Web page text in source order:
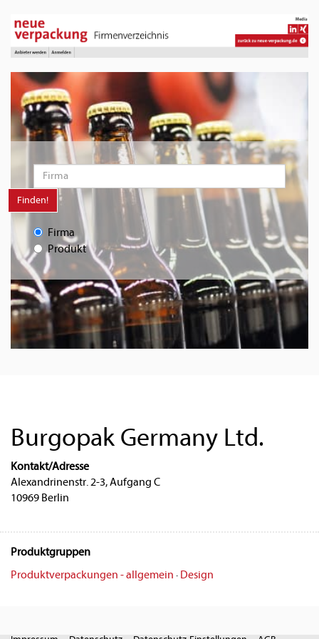
Finden!
Firma
Produkt
Burgopak Germany Ltd.
Kontakt/Adresse
Alexandrinenstr. 2-3, Aufgang C
10969 Berlin
Produktgruppen
Produktverpackungen - allgemein · Design